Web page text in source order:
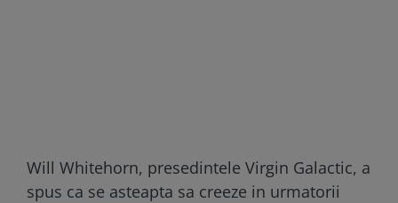
Will Whitehorn, presedintele Virgin Galactic, a
spus ca se asteapta sa creeze in urmatorii